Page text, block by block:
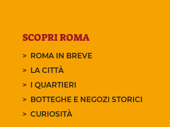
SCOPRI ROMA
ROMA IN BREVE
LA CITTÀ
I QUARTIERI
BOTTEGHE E NEGOZI STORICI
CURIOSITÀ